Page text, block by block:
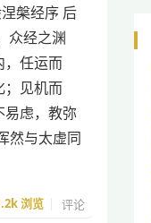
槃经序 后
众经之渊
，任运而
；见机而
易虑，教弥
然与太虚同
浏览 评论